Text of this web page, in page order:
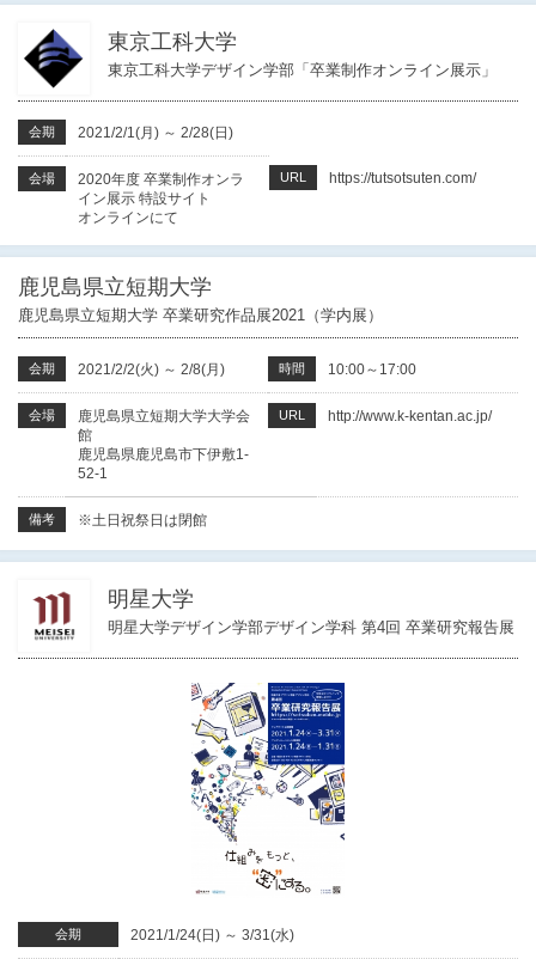
東京工科大学
東京工科大学デザイン学部「卒業制作オンライン展示」
会期 2021/2/1(月) ～ 2/28(日)
会場
2020年度 卒業制作オンラ
イン展示 特設サイト
オンラインにて
URL https://tutsotsuten.com/
鹿児島県立短期大学
鹿児島県立短期大学 卒業研究作品展2021（学内展）
会期 2021/2/2(火) ～ 2/8(月) 時間 10:00～17:00
会場
鹿児島県立短期大学大学会
館
鹿児島県鹿児島市下伊敷1-
52-1
URL http://www.k-kentan.ac.jp/
備考 ※土日祝祭日は閉館
明星大学
明星大学デザイン学部デザイン学科 第4回 卒業研究報告展
会期 2021/1/24(日) ～ 3/31(水)